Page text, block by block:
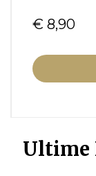
€ 8,90
Ultime